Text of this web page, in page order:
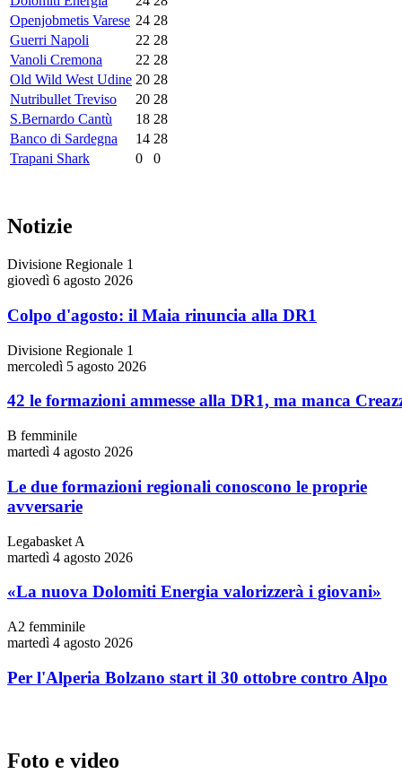
Openjobmetis Varese 24 28
Guerri Napoli
22 28
Vanoli Cremona
22 28
Old Wild West Udine 20 28
Nutribullet Treviso
20 28
S.Bernardo Cantù
18 28
Banco di Sardegna
14 28
Trapani Shark
0 0
Notizie
Divisione Regionale 1
giovedì 6 agosto 2026
Colpo d'agosto: il Maia rinuncia alla DR1
Divisione Regionale 1
mercoledì 5 agosto 2026
42 le formazioni ammesse alla DR1, ma manca
B femminile
martedì 4 agosto 2026
Le due formazioni regionali conoscono le proprie
avversarie
Legabasket A
martedì 4 agosto 2026
«La nuova Dolomiti Energia valorizzerà i giovani»
A2 femminile
martedì 4 agosto 2026
Per l'Alperia Bolzano start il 30 ottobre contro Alpo
Foto e video